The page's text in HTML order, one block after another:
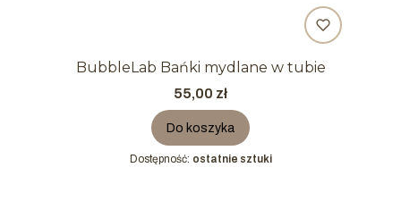
BubbleLab Bańki mydlane w tubie
Cena
55,00 zł
Do koszyka
Dostępność: ostatnie sztuki